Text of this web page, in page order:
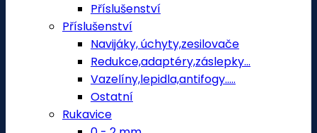
Příslušenství
Příslušenství
Navijáky, úchyty,zesilovače
Redukce,adaptéry,záslepky...
Vazelíny,lepidla,antifogy.....
Ostatní
Rukavice